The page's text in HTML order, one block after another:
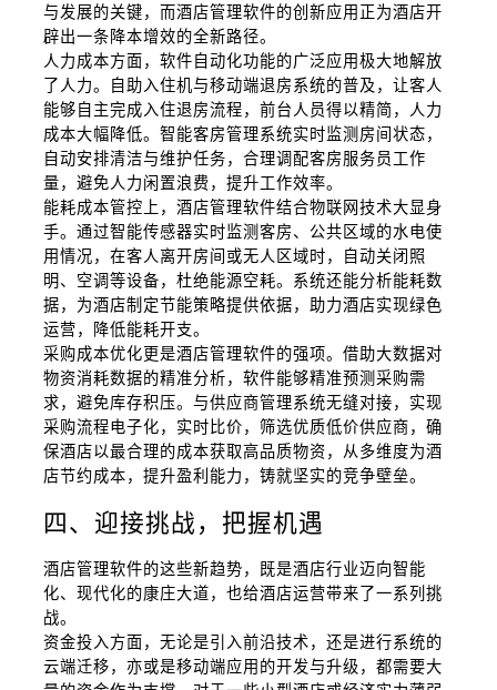
与发展的关键，而酒店管理软件的创新应用正为酒店开
辟出一条降本增效的全新路径。
人力成本方面，软件自动化功能的广泛应用极大地解放
了人力。自助入住机与移动端退房系统的普及，让客人
能够自主完成入住退房流程，前台人员得以精简，人力
成本大幅降低。智能客房管理系统实时监测房间状态，
自动安排清洁与维护任务，合理调配客房服务员工作
量，避免人力闲置浪费，提升工作效率。
能耗成本管控上，酒店管理软件结合物联网技术大显身
手。通过智能传感器实时监测客房、公共区域的水电使
用情况，在客人离开房间或无人区域时，自动关闭照
明、空调等设备，杜绝能源空耗。系统还能分析能耗数
据，为酒店制定节能策略提供依据，助力酒店实现绿色
运营，降低能耗开支。
采购成本优化更是酒店管理软件的强项。借助大数据对
物资消耗数据的精准分析，软件能够精准预测采购需
求，避免库存积压。与供应商管理系统无缝对接，实现
采购流程电子化，实时比价，筛选优质低价供应商，确
保酒店以最合理的成本获取高品质物资，从多维度为酒
店节约成本，提升盈利能力，铸就坚实的竞争壁垒。
四、迎接挑战，把握机遇
酒店管理软件的这些新趋势，既是酒店行业迈向智能
化、现代化的康庄大道，也给酒店运营带来了一系列挑
战。
资金投入方面，无论是引入前沿技术，还是进行系统的
云端迁移，亦或是移动端应用的开发与升级，都需要大